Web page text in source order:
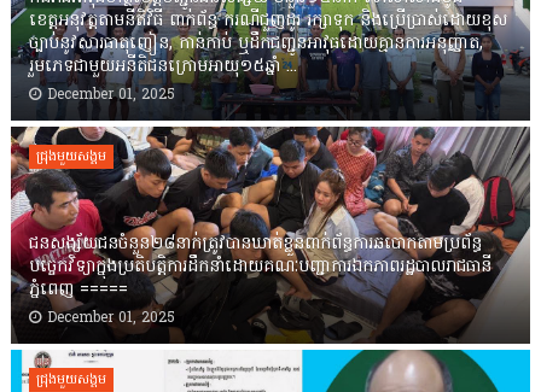
ខេត្តឣនុវត្តតាមនីតិវិធី ពាក់ព័ន្ធ ករណីជួញដូរ រក្សាទុក និងប្រើប្រាស់ដោយខុស
ច្បាប់នូវសារធាតុញៀន, កាន់កាប់ ឬដឹកជញ្ជូនអាវុធដោយគ្មានការអនុញ្ញាត,
រួមភេទជាមួយអនីតិជនក្រោមអាយុ១៥ឆ្នាំ ...
December 01, 2025
ជ្រុងមួយសង្គម
ជនសង្ស័យជនចំនួន២៨នាក់ត្រូវបានឃាត់ខ្លួនពាក់ព័ន្ធការឆបោកតាមប្រព័ន្ធ
បច្ចេកវិទ្យាក្នុងប្រតិបត្តិការដឹកនាំដោយគណៈបញ្ជាការឯកភាពរដ្ឋបាលរាជធានី
ភ្នំពេញ ‎=====
December 01, 2025
ជ្រុងមួយសង្គម